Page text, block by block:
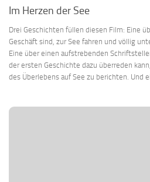
Im Herzen der See
Drei Geschichten füllen diesen Film: Eine
Geschäft sind, zur See fahren und völlig
Eine über einen aufstrebenden
der ersten Geschichte dazu überreden
des Überlebens auf See zu berichten. Und